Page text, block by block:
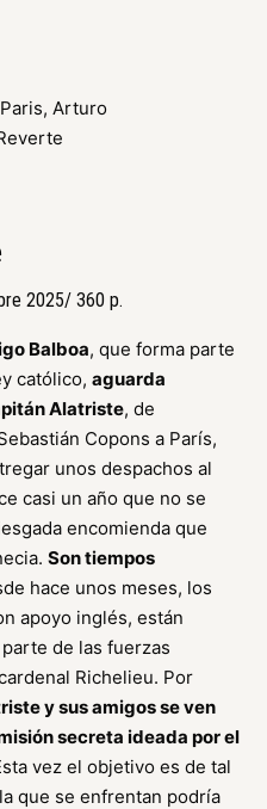
2025/ 360 p.
Balboa, que forma parte
católico, aguarda
Alatriste, de
Copons a París,
unos despachos al
casi un año que no se
encomienda que
Son tiempos
hace unos meses, los
apoyo inglés, están
de las fuerzas
Richelieu. Por
y sus amigos se ven
secreta ideada por el
vez el objetivo es de tal
que se enfrentan podría